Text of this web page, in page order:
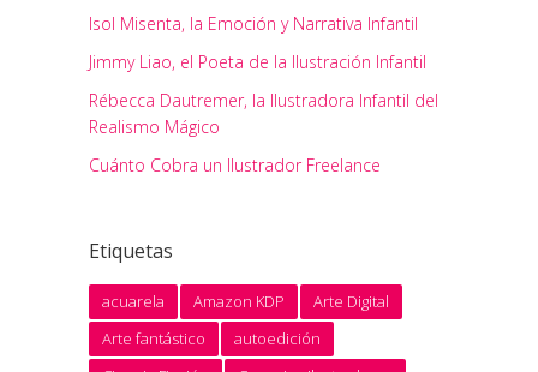
Isol Misenta, la Emoción y Narrativa Infantil
Jimmy Liao, el Poeta de la Ilustración Infantil
Rébecca Dautremer, la Ilustradora Infantil del
Realismo Mágico
Cuánto Cobra un Ilustrador Freelance
Etiquetas
acuarela Amazon KDP
Arte Digital
Arte fantástico
autoedición